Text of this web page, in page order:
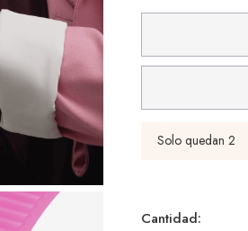
Solo quedan 2
Cantidad: